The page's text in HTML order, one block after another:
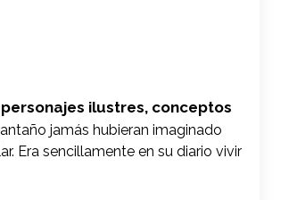
ilustres, conceptos
jamás hubieran imaginado
Era sencillamente en su diario vivir